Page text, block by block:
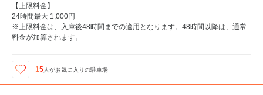
【上限料金】
24時間最大 1,000円
※上限料金は、入庫後48時間までの適用となります。48時間以降は、通常
料金が加算されます。
15 人がお気に入りの駐車場